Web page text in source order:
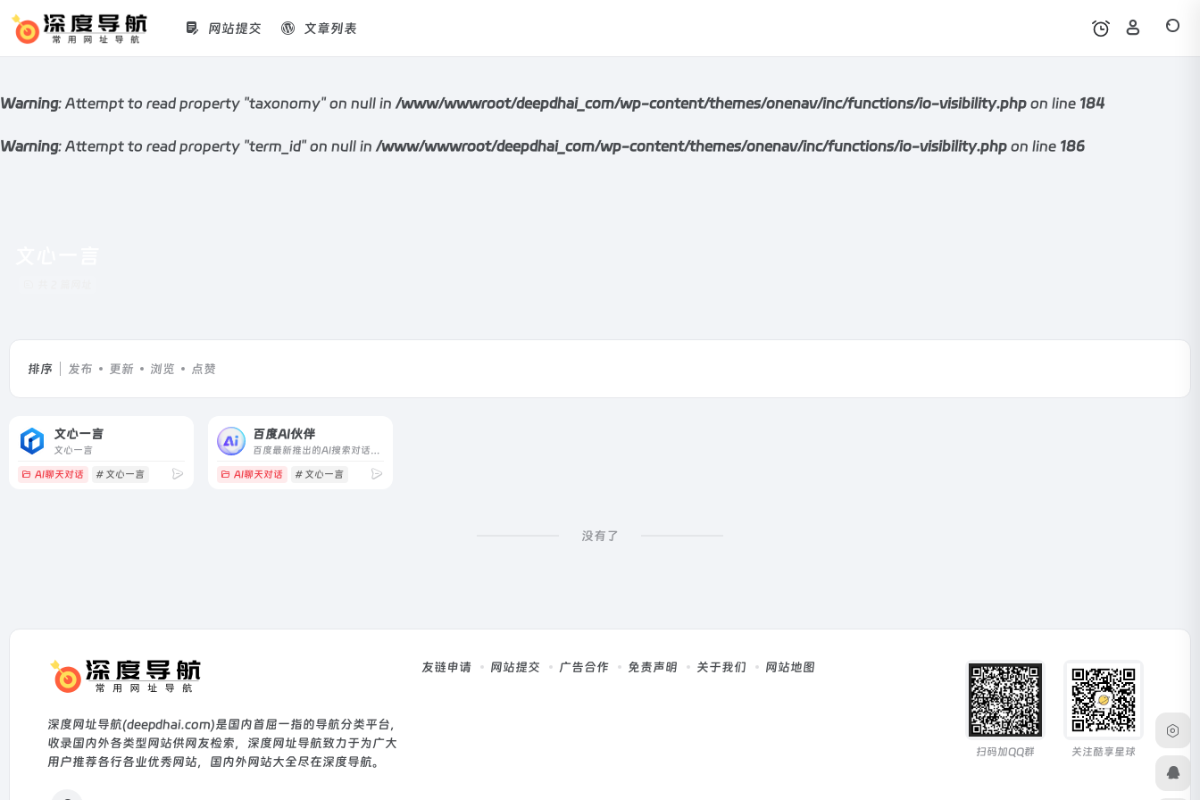
Warning: Attempt to read property "taxonomy" on null in /www/wwwroot/deepdhai_com/wp-content/themes/onenav/inc/functions/io-visibility.php on line 184
Warning: Attempt to read property "term_id" on null in /www/wwwroot/deepdhai_com/wp-content/themes/onenav/inc/functions/io-visibility.php on line 186
网站提交 文章列表
排序 发布 更新 浏览 点赞
文心一言
文心一言
AI聊天对话 # 文心一言
百度AI伙伴
百度最新推出的AI搜索对话工具
AI聊天对话 # 文心一言
没有了
深度网址导航(deepdhai.com)是国内首屈一指的导航分类平台，
收录国内外各类型网站供网友检索，深度网址导航致力于为广大
用户推荐各行各业优秀网站，国内外网站大全尽在深度导航。
友链申请 网站提交 广告合作 免责声明 关于我们 网站地图
扫码加QQ群 关注酷享星球